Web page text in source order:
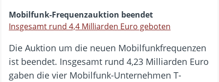
Mobilfunk-Frequenzauktion beendet
Insgesamt rund 4,4 Milliarden Euro geboten
Die Auktion um die neuen Mobilfunkfrequenzen
ist beendet. Insgesamt rund 4,23 Milliarden Euro
gaben die vier Mobilfunk-Unternehmen T-